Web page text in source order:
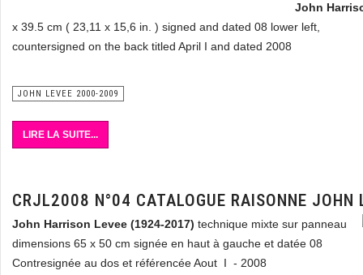
John
x 39.5 cm ( 23,11 x 15,6 in. ) signed and dated 08 lower left,
countersigned on the back titled April I and dated 2008
JOHN LEVEE 2000-2009
LIRE LA SUITE...
CRJL2008 N°04 CATALOGUE RAISONNE JOHN
John Harrison Levee (1924-2017) technique mixte sur panneau
dimensions 65 x 50 cm signée en haut à gauche et datée 08
Contresignée au dos et référencée Aout I - 2008